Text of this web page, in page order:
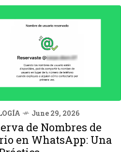
June 29, 2026
de Nombres de
en WhatsApp: Una